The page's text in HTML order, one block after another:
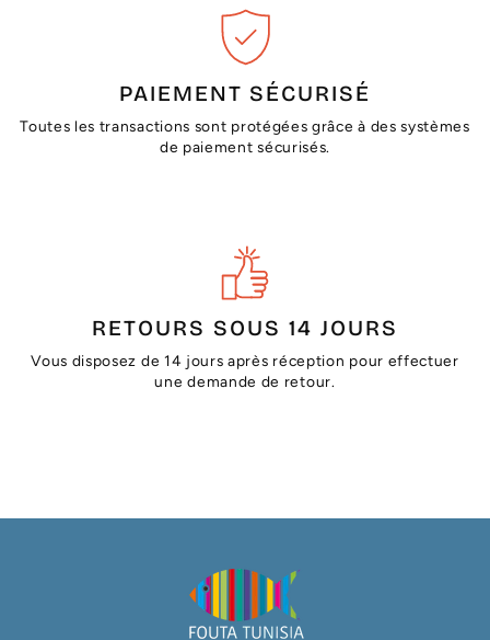
PAIEMENT SÉCURISÉ
Toutes les transactions sont protégées grâce à des systèmes
de paiement sécurisés.
RETOURS SOUS 14 JOURS
Vous disposez de 14 jours après réception pour effectuer
une demande de retour.